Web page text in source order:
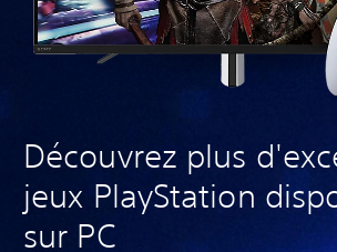
Découvrez plus
jeux PlayStation
sur PC